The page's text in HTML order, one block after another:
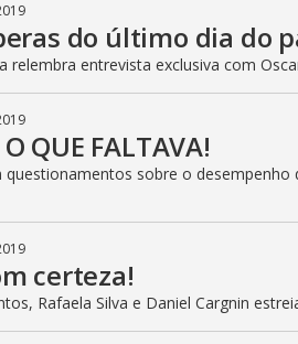
do último dia do
relembra entrevista exclusiva com
O QUE FALTAVA!
questionamentos sobre o
certeza!
Rafaela Silva e Daniel Cargnin